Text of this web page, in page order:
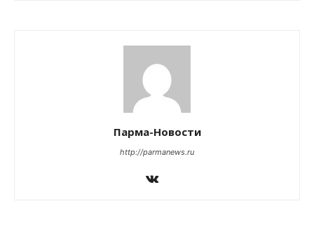
Парма-Новости
http://parmanews.ru